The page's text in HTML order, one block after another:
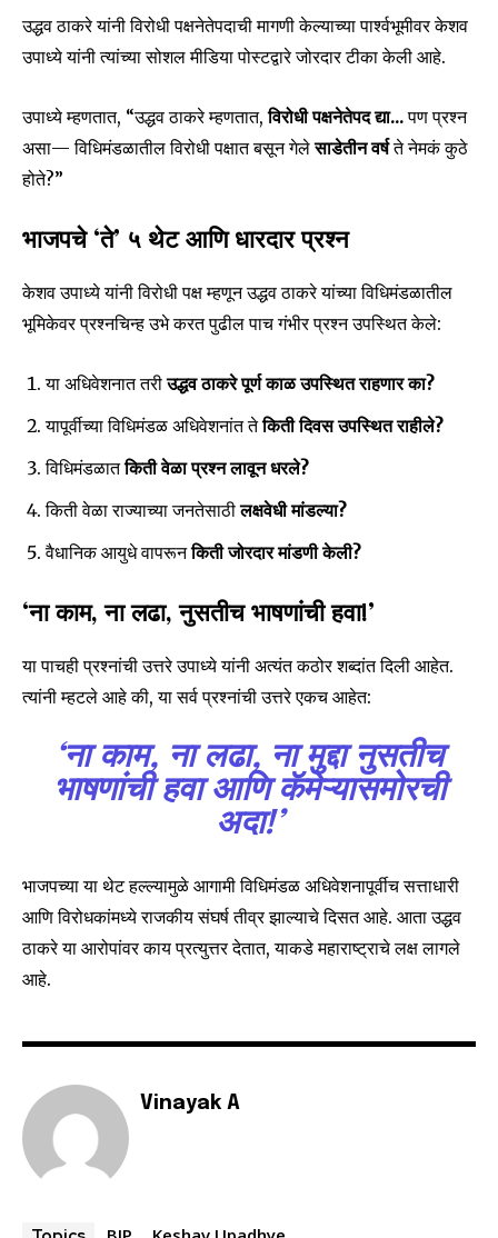
Join our community of
conversation.
To subscribe, simply enter your email address on our website
or click the subscribe button below. Don't worry, we respect
your privacy and won't spam your inbox. Your information is
I've read and accept thePrivacy Policy.
Fans Followers Followers
उद्धव ठाकरे यांनी विरोधी पक्षनेतेपदाची मागणी केल्याच्या पार्श्वभूमीवर केशव
उपाध्ये यांनी त्यांच्या सोशल मीडिया पोस्टद्वारे जोरदार टीका केली आहे.
उपाध्ये म्हणतात, “उद्धव ठाकरे म्हणतात,विरोधी पक्षनेतेपद द्या…पण प्रश्न
असा— विधिमंडळातील विरोधी पक्षात बसून गेलेसाडेतीन वर्षते नेमकं कुठे
होते?”
भाजपचे ‘ते’ ५ थेट आणि धारदार प्रश्न
केशव उपाध्ये यांनी विरोधी पक्ष म्हणून उद्धव ठाकरे यांच्या विधिमंडळातील
भूमिकेवर प्रश्नचिन्ह उभे करत पुढील पाच गंभीर प्रश्न उपस्थित केले:
या अधिवेशनात तरीउद्धव ठाकरे पूर्ण काळ उपस्थित राहणार का?
यापूर्वीच्या विधिमंडळ अधिवेशनांत तेकिती दिवस उपस्थित राहीले?
विधिमंडळातकिती वेळा प्रश्न लावून धरले?
किती वेळा राज्याच्या जनतेसाठीलक्षवेधी मांडल्या?
वैधानिक आयुधे वापरूनकिती जोरदार मांडणी केली?
‘ना काम, ना लढा, नुसतीच भाषणांची हवा!’
या पाचही प्रश्नांची उत्तरे उपाध्ये यांनी अत्यंत कठोर शब्दांत दिली आहेत.
त्यांनी म्हटले आहे की, या सर्व प्रश्नांची उत्तरे एकच आहेत:
‘ना काम, ना लढा, ना मुद्दा नुसतीच
भाषणांची हवा आणि कॅमेऱ्यासमोरची
अदा!’
भाजपच्या या थेट हल्ल्यामुळे आगामी विधिमंडळ अधिवेशनापूर्वीच सत्ताधारी
आणि विरोधकांमध्ये राजकीय संघर्ष तीव्र झाल्याचे दिसत आहे. आता उद्धव
ठाकरे या आरोपांवर काय प्रत्युत्तर देतात, याकडे महाराष्ट्राचे लक्ष लागले
आहे.
Vinayak A